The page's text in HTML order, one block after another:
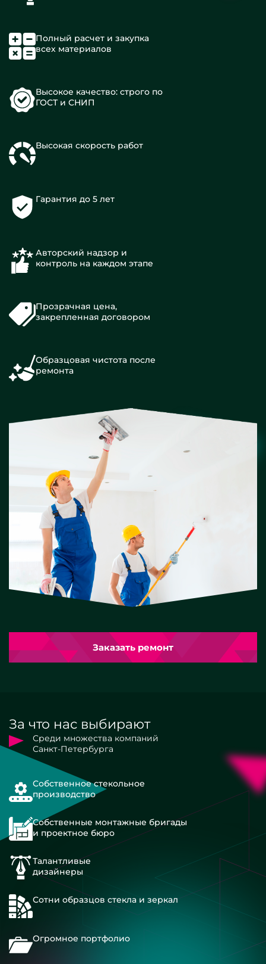
Полный расчет и закупка
всех материалов
Высокое качество: строго по
ГОСТ и СНИП
Высокая скорость работ
Гарантия до 5 лет
Авторский надзор и
контроль на каждом этапе
Прозрачная цена,
закрепленная договором
Образцовая чистота после
ремонта
Заказать ремонт
За что нас выбирают
Среди множества компаний
Санкт-Петербурга
Собственное стекольное
производство
Собственные монтажные бригады
и проектное бюро
Талантливые
дизайнеры
Сотни образцов стекла и зеркал
Огромное портфолио